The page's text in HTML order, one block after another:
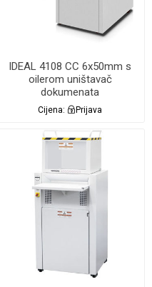
IDEAL 4108 CC 6x50mm s
oilerom uništavač
dokumenata
Cijena: Prijava